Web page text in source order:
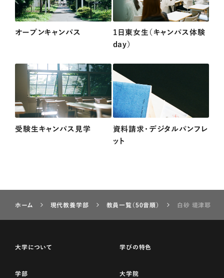
オープンキャンパス
1日東女生（キャンパス体験
day）
受験生キャンパス見学
資料請求・デジタルパンフレ
ット
ホーム 現代教養学部 教員一覧（50音順） 白砂 堤津耶
大学について 学びの特色
学部 大学院